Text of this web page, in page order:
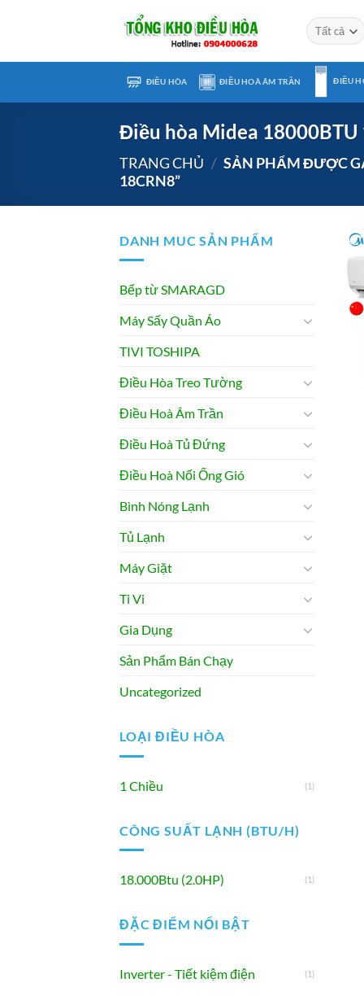
ĐIỀU HÒA ĐIỀU HOÀ ÂM TRẦN ĐIỀU
Điều hòa Midea 18000BTU
TRANG CHỦ / SẢN PHẨM ĐƯỢC
18CRN8”
DANH MUC SẢN PHẨM
Bếp từ SMARAGD
Máy Sấy Quần Áo
TIVI TOSHIPA
Điều Hòa Treo Tường
Điều Hoà Âm Trần
Điều Hoà Tủ Đứng
Điều Hoà Nối Ống Gió
Bình Nóng Lạnh
Tủ Lạnh
Máy Giặt
Ti Vi
Gia Dụng
Sản Phẩm Bán Chạy
Uncategorized
LOẠI ĐIỀU HÒA
1 Chiều (1)
CÔNG SUẤT LẠNH (BTU/H)
18.000Btu (2.0HP) (1)
ĐẶC ĐIỂM NỔI BẬT
Inverter - Tiết kiệm điện (1)